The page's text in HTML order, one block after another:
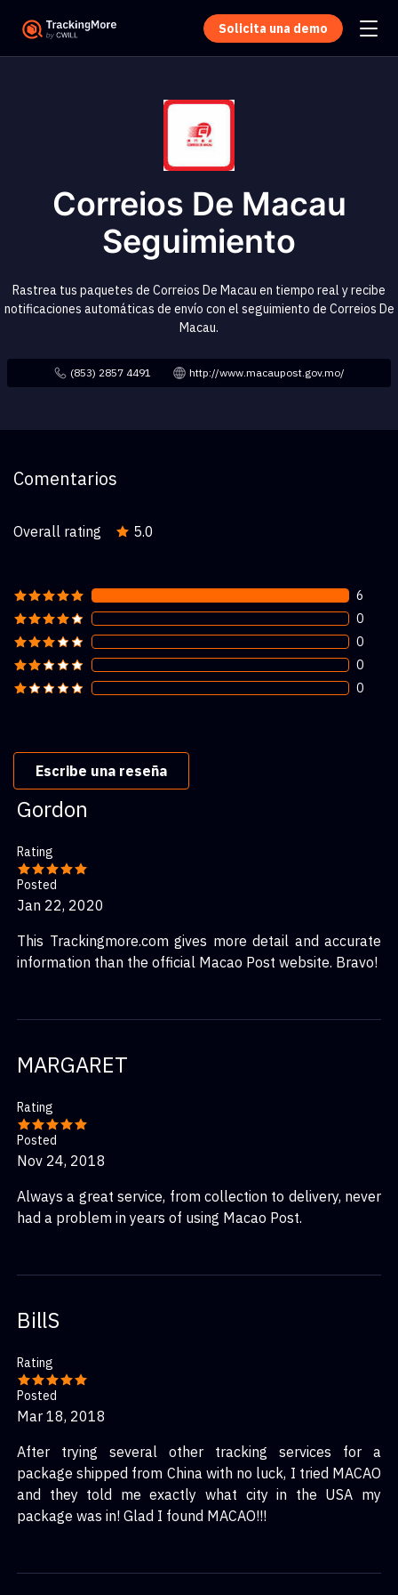
Solicita una demo
Correios De Macau
Seguimiento
Rastrea tus paquetes de Correios De Macau en tiempo real y recibe
notificaciones automáticas de envío con el seguimiento de Correios De
Macau.
(853) 2857 4491 http://www.macaupost.gov.mo/
Comentarios
Overall rating 5.0
6
0
0
0
0
Escribe una reseña
Gordon
Rating
Posted
Jan 22, 2020
This Trackingmore.com gives more detail and accurate
information than the official Macao Post website. Bravo!
MARGARET
Rating
Posted
Nov 24, 2018
Always a great service, from collection to delivery, never
had a problem in years of using Macao Post.
BillS
Rating
Posted
Mar 18, 2018
After trying several other tracking services for a
package shipped from China with no luck, I tried MACAO
and they told me exactly what city in the USA my
package was in! Glad I found MACAO!!!